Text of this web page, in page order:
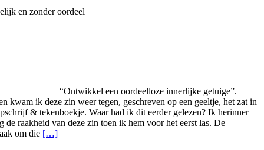
en zonder oordeel
“Ontwikkel een oordeelloze innerlijke getuige”.
kwam ik deze zin weer tegen, geschreven op een geeltje, het zat in
& tekenboekje. Waar had ik dit eerder gelezen? Ik herinner
de raakheid van deze zin toen ik hem voor het eerst las. De
om die […]